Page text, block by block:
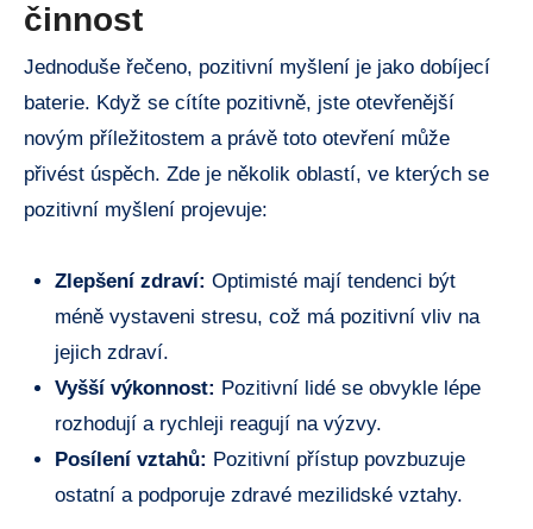
činnost
Jednoduše řečeno, pozitivní myšlení je jako dobíjecí
baterie. Když se cítíte pozitivně, jste otevřenější
novým příležitostem a právě toto otevření může
přivést úspěch. Zde je několik oblastí, ve kterých se
pozitivní myšlení projevuje:
Zlepšení zdraví: Optimisté mají tendenci být
méně vystaveni stresu, což má pozitivní vliv na
jejich zdraví.
Vyšší výkonnost: Pozitivní lidé se obvykle lépe
rozhodují a rychleji reagují na výzvy.
Posílení vztahů: Pozitivní přístup povzbuzuje
ostatní a podporuje zdravé mezilidské vztahy.